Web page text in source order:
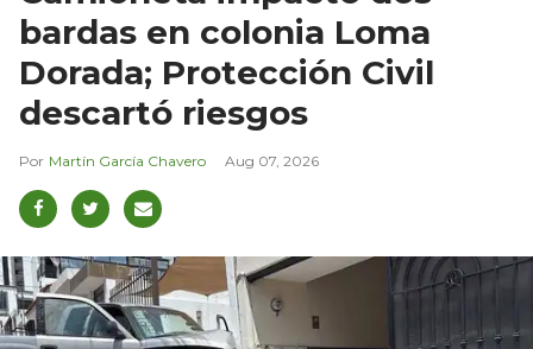
bardas en colonia Loma
Dorada; Protección Civil
descartó riesgos
Martín García Chavero Aug 07, 2026